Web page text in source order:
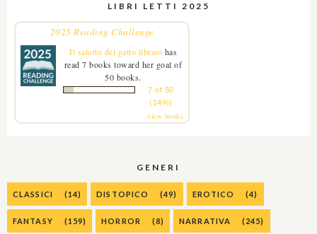
LIBRI LETTI 2025
2025 Reading Challenge
Il salotto del gatto libraio has
read 7 books toward her goal of
50 books.
7 of 50
(14%)
view books
GENERI
CLASSICI (14) DISTOPICO (49) EROTICO (4)
FANTASY (159) HORROR (8) NARRATIVA (245)